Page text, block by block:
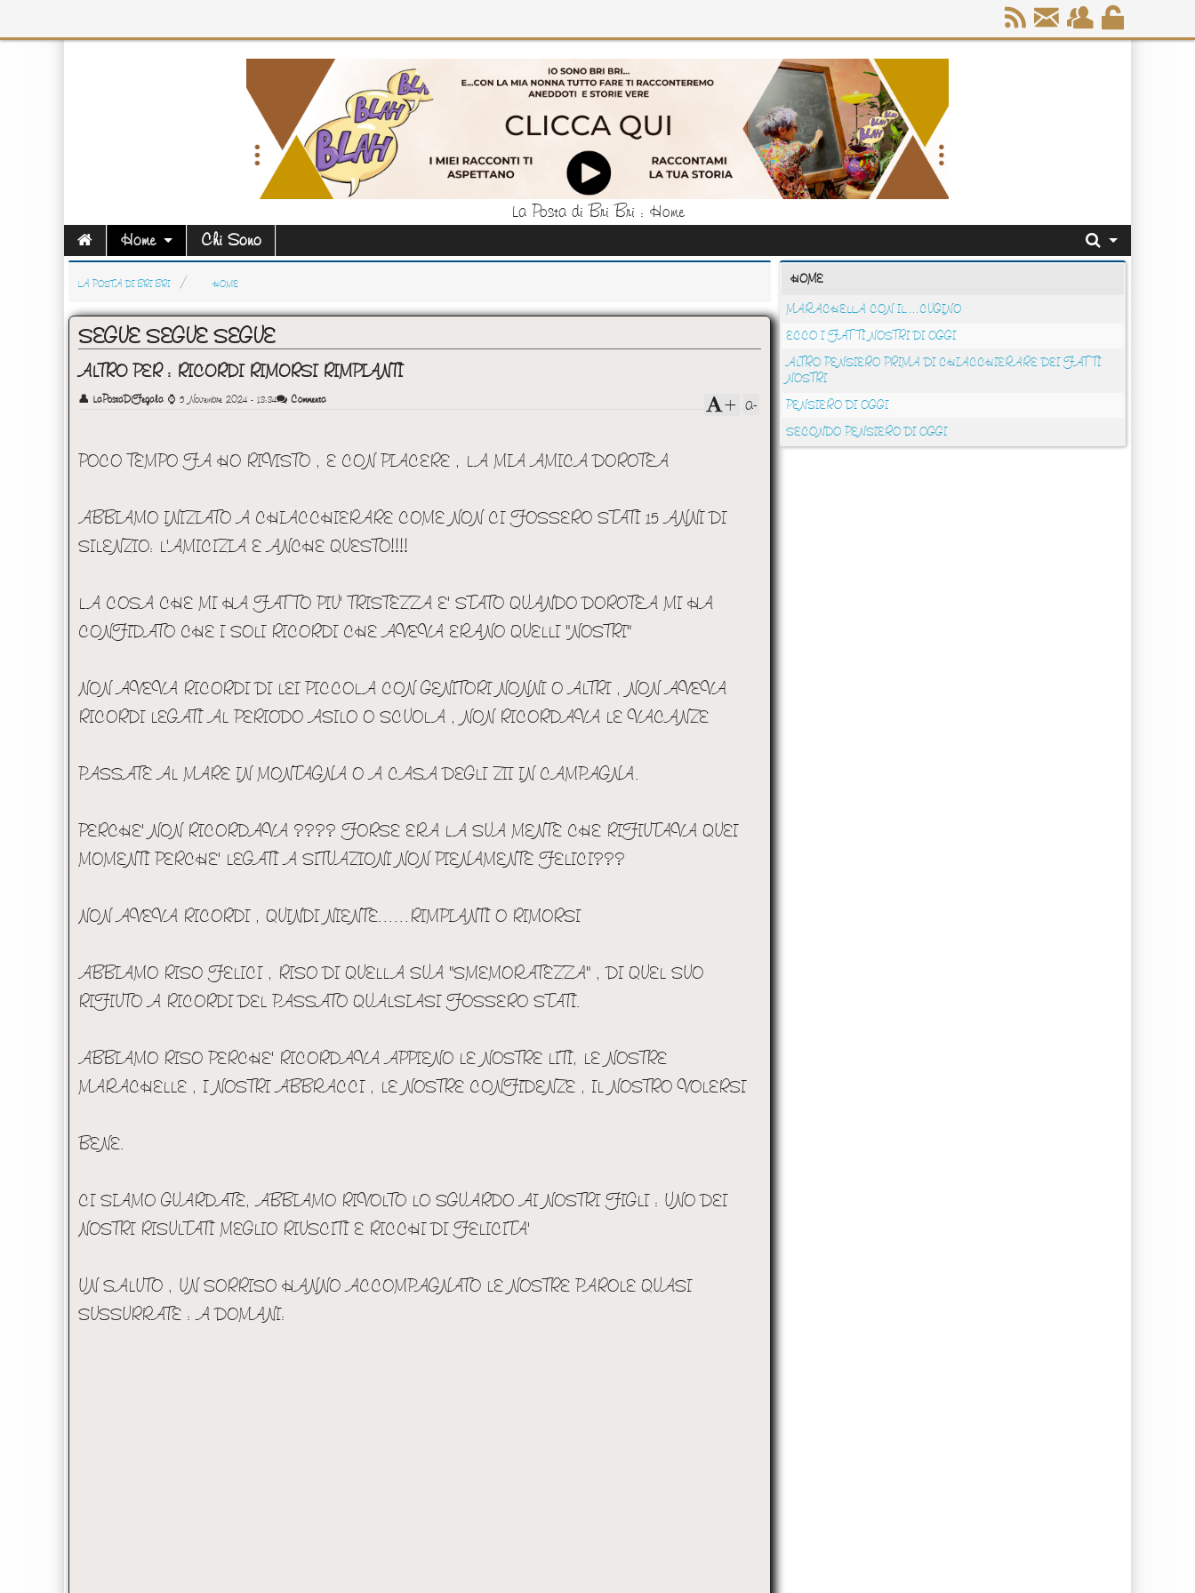
La Posta di Bri Bri : Home
Home
Chi Sono
LA POSTA DI BRI BRI HOME
SEGUE SEGUE SEGUE
ALTRO PER : RICORDI RIMORSI RIMPIANTI
👤 LaPostaDiFegala ⌚ 5 Novembre 2024 - 13:34 Commenta a-
+
POCO TEMPO FA HO RIVISTO , E CON PIACERE , LA MIA AMICA DOROTEA
ABBIAMO INIZIATO A CHIACCHIERARE COME NON CI FOSSERO STATI 15 ANNI DI
SILENZIO: L'AMICIZIA E ANCHE QUESTO!!!!
LA COSA CHE MI HA FATTO PIU' TRISTEZZA E' STATO QUANDO DOROTEA MI HA
CONFIDATO CHE I SOLI RICORDI CHE AVEVA ERANO QUELLI "NOSTRI"
NON AVEVA RICORDI DI LEI PICCOLA CON GENITORI NONNI O ALTRI , NON AVEVA
RICORDI LEGATI AL PERIODO ASILO O SCUOLA , NON RICORDAVA LE VACANZE
PASSATE AL MARE IN MONTAGNA O A CASA DEGLI ZII IN CAMPAGNA.
PERCHE' NON RICORDAVA ???? FORSE ERA LA SUA MENTE CHE RIFIUTAVA QUEI
MOMENTI PERCHE' LEGATI A SITUAZIONI NON PIENAMENTE FELICI???
NON AVEVA RICORDI , QUINDI NIENTE......RIMPIANTI O RIMORSI
ABBIAMO RISO FELICI , RISO DI QUELLA SUA "SMEMORATEZZA" , DI QUEL SUO
RIFIUTO A RICORDI DEL PASSATO QUALSIASI FOSSERO STATI.
ABBIAMO RISO PERCHE' RICORDAVA APPIENO LE NOSTRE LITI, LE NOSTRE
MARACHELLE , I NOSTRI ABBRACCI , LE NOSTRE CONFIDENZE , IL NOSTRO VOLERSI
BENE.
CI SIAMO GUARDATE, ABBIAMO RIVOLTO LO SGUARDO AI NOSTRI FIGLI : UNO DEI
NOSTRI RISULTATI MEGLIO RIUSCITI E RICCHI DI FELICITA'
UN SALUTO , UN SORRISO HANNO ACCOMPAGNATO LE NOSTRE PAROLE QUASI
SUSSURRATE : A DOMANI:
HOME
MARACHELLA CON IL....CUGINO
ECCO I FATTI NOSTRI DI OGGI
ALTRO PENSIERO PRIMA DI CHIACCHIERARE DEI FATTI
NOSTRI
PENSIERO DI OGGI
SECONDO PENSIERO DI OGGI